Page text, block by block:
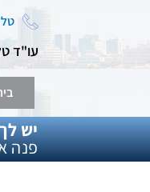
טל': 072-
עו"ד
יש
פנה